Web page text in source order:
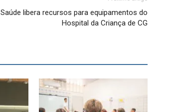
Saúde libera recursos para equipamentos do
Hospital da Criança de CG